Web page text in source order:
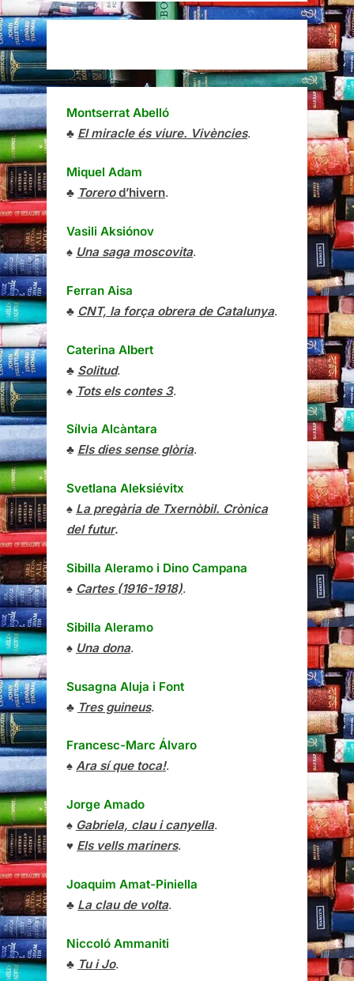
Montserrat Abelló
♣ El miracle és viure. Vivències.
Miquel Adam
♣ Torerod’hivern.
Vasili Aksiónov
♠ Una saga moscovita.
Ferran Aisa
♣ CNT, la força obrera de Catalunya.
Caterina Albert
♣ Solitud.
♠ Tots els contes 3.
Sílvia Alcàntara
♣ Els dies sense glòria.
Svetlana Aleksiévitx
♠ La pregària de Txernòbil. Crònica
del futur.
Sibilla Aleramo i Dino Campana
♠ Cartes (1916-1918).
Sibilla Aleramo
♠ Una dona.
Susagna Aluja i Font
♣ Tres guineus.
Francesc-Marc Álvaro
♠ Ara sí que toca!.
Jorge Amado
♠ Gabriela, clau i canyella.
♥ Els vells mariners.
Joaquim Amat-Piniella
♣ La clau de volta.
Niccoló Ammaniti
♣ Tu i Jo.